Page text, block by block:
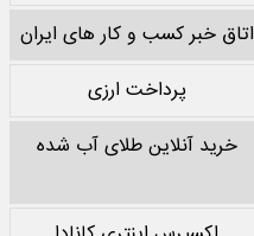
اتاق خبر کسب و کار های ایران
پرداخت ارزی
خرید آنلاین طلای آب شده